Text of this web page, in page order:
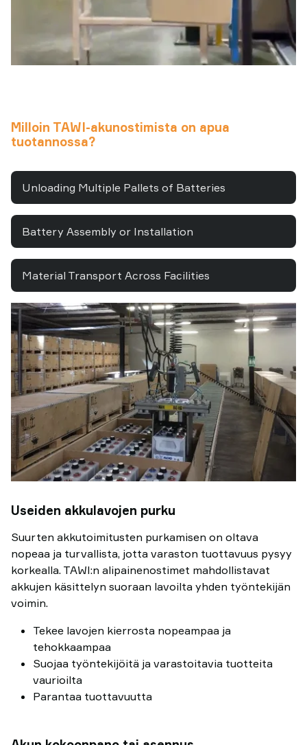
Milloin TAWI-akunostimista on apua
tuotannossa?
Unloading Multiple Pallets of Batteries
Battery Assembly or Installation
Material Transport Across Facilities
Useiden akkulavojen purku
Suurten akkutoimitusten purkamisen on oltava
nopeaa ja turvallista, jotta varaston tuottavuus pysyy
korkealla. TAWI:n alipainenostimet mahdollistavat
akkujen käsittelyn suoraan lavoilta yhden työntekijän
voimin.
Tekee lavojen kierrosta nopeampaa ja
tehokkaampaa
Suojaa työntekijöitä ja varastoitavia tuotteita
vaurioilta
Parantaa tuottavuutta